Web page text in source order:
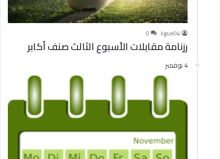
ligue04
0
رزنامة مقابلات الأسبوع الثالث صنف أكابر
4 نوفمبر